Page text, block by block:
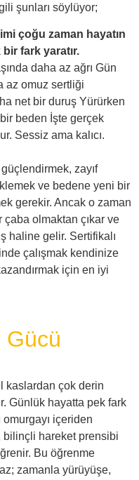
şunları söylüyor;
çoğu zaman hayatın
fark yaratır.
daha az ağrı Gün
az omuz sertliği
net bir duruş Yürürken
beden İşte gerçek
Sessiz ama kalıcı.
zayıf
ve bedene yeni bir
gerekir. Ancak o zaman
çaba olmaktan çıkar ve
haline gelir. Sertifikalı
çalışmak kendinize
için en iyi
Gücü
kaslardan çok derin
Günlük hayatta pek fark
içeriden
bilinçli hareket prensibi
Bu öğrenme
zamanla yürüyüşe,